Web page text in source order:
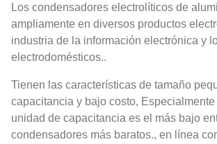
Los condensadores electrolíticos de
ampliamente en diversos productos
industria de la información electrónica y
electrodomésticos..
Tienen las características de tamaño
capacitancia y bajo costo,
unidad de capacitancia es el más bajo
condensadores más baratos., en línea